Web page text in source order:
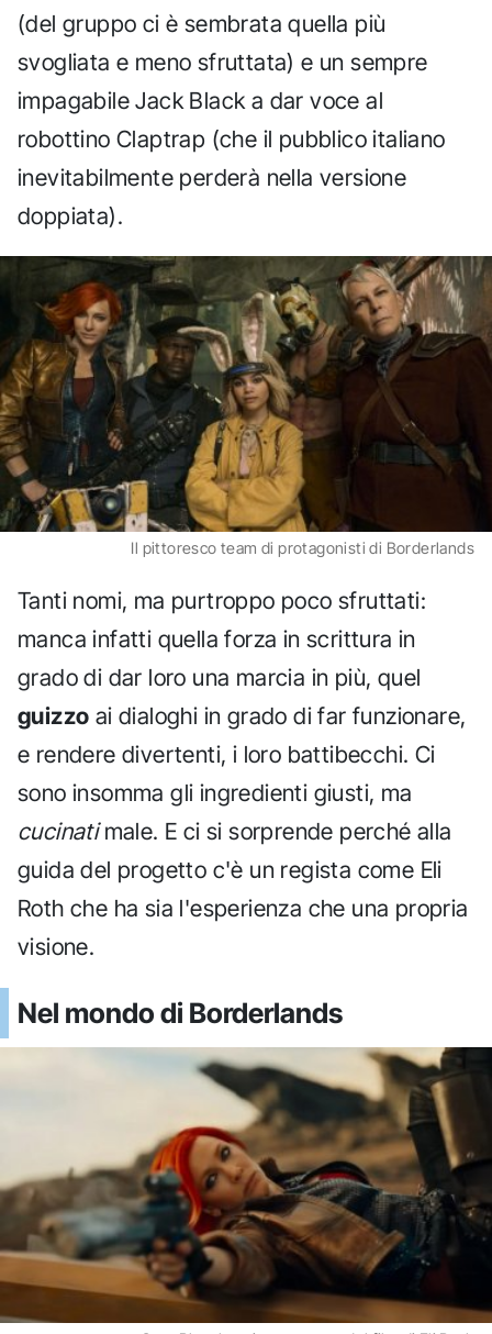
(del gruppo ci è sembrata quella più
svogliata e meno sfruttata) e un sempre
impagabile Jack Black a dar voce al
robottino Claptrap (che il pubblico italiano
inevitabilmente perderà nella versione
doppiata).
Il pittoresco team di protagonisti di Borderlands
Tanti nomi, ma purtroppo poco sfruttati:
manca infatti quella forza in scrittura in
grado di dar loro una marcia in più, quel
guizzo ai dialoghi in grado di far funzionare,
e rendere divertenti, i loro battibecchi. Ci
sono insomma gli ingredienti giusti, ma
cucinatimale. E ci si sorprende perché alla
guida del progetto c'è un regista come Eli
Roth che ha sia l'esperienza che una propria
visione.
Nel mondo di Borderlands